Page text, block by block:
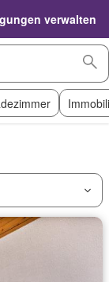
verwalten